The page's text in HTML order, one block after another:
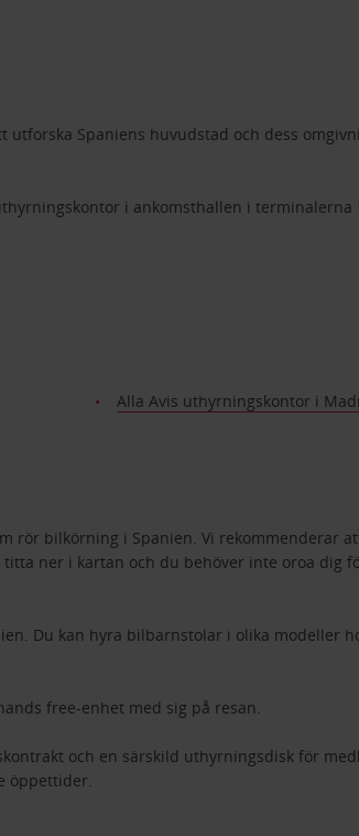
Spaniens huvudstad och dess
i ankomsthallen i terminalerna
Alla Avis uthyrningskontor i
rör bilkörning i Spanien. Vi rekommenderar
ner i kartan och du behöver inte oroa dig
Du kan hyra bilbarnstolar i olika modeller
free-enhet med sig på resan.
och en särskild uthyrningsdisk för
öppettider.